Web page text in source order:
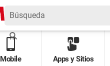
Mobile Apps y Sitios